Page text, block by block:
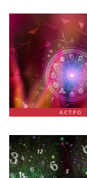
АСТРО